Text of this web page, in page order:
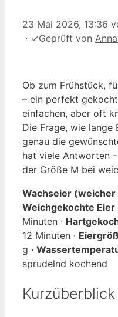
23 Mai 2026, 13:36
· ✓Geprüft von
Ob zum Frühstück,
– ein perfekt
einfachen, aber oft
Die Frage, wie lange
genau die
hat viele Antworten
der Größe M bei
Wachseier (weicher
Weichgekochte
Minuten ·
12 Minuten ·
g ·
sprudelnd kochend
Kurzüberblick